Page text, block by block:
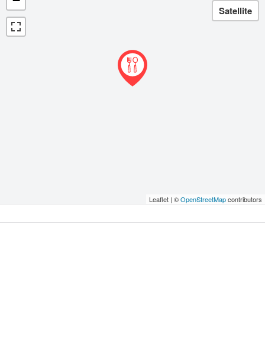
Leaflet | ©OpenStreetMapcontributors